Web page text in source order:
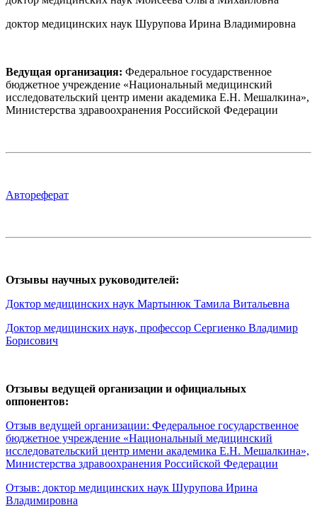
доктор медицинских наук Шурупова Ирина Владимировна
Ведущая организация: Федеральное государственное
бюджетное учреждение «Национальный медицинский
исследовательский центр имени академика Е.Н. Мешалкина»,
Министерства здравоохранения Российской Федерации
Автореферат
Отзывы научных руководителей:
Доктор медицинских наук Мартынюк Тамила Витальевна
Доктор медицинских наук, профессор Сергиенко Владимир
Борисович
Отзывы ведущей организации и официальных
оппонентов:
Отзыв ведущей организации: Федеральное государственное
бюджетное учреждение «Национальный медицинский
исследовательский центр имени академика Е.Н. Мешалкина»,
Министерства здравоохранения Российской Федерации
Отзыв: доктор медицинских наук Шурупова Ирина
Владимировна